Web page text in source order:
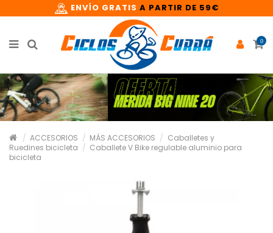
ENVÍO GRATIS A PARTIR DE 59€
0
ACCESORIOS MÁS ACCESORIOS
Caballetes y
Ruedines bicicleta
Caballete V Bike regulable aluminio para
bicicleta